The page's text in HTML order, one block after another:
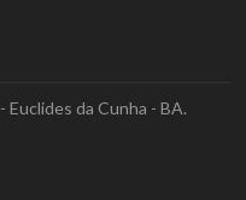
Euclides da Cunha - BA.